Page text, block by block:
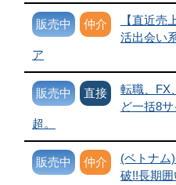
販売中 仲介
【直近売
活出会い
ア
販売中 直接
転職、FX
ど一括8
超。
販売中 仲介
(ベトナム
破!!長期